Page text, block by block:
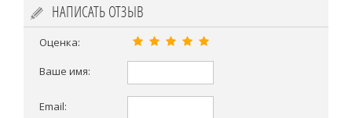
НАПИСАТЬ ОТЗЫВ
Оценка:
Ваше имя:
Email: